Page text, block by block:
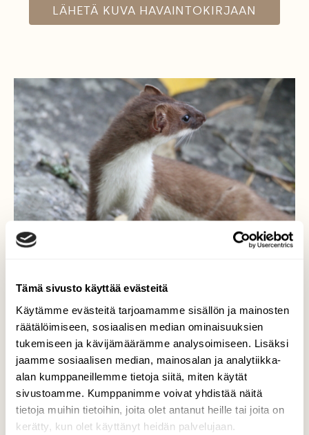
Tämä sivusto käyttää evästeitä
Käytämme evästeitä tarjoamamme sisällön ja mainosten
räätälöimiseen, sosiaalisen median ominaisuuksien
tukemiseen ja kävijämäärämme analysoimiseen. Lisäksi
jaamme sosiaalisen median, mainosalan ja analytiikka-
alan kumppaneillemme tietoja siitä, miten käytät
sivustoamme. Kumppanimme voivat yhdistää näitä
tietoja muihin tietoihin, joita olet antanut heille tai joita on
kerätty, kun olet käyttänyt heidän palvelujaan.
LÄHETÄ KUVA HAVAINTOKIRJAAN
Kärppä laiturin kupeessa
Olin rantasaunaa lämmittämässä, kun jokin
vilahti laiturin kupeessa. Se oli kärppä, joka
ilmeisesti uteliaana tuli katsomaan outoja
ääniä. Se antoi ottaa muutaman kuvan
ennenkuin meni matkoihinsa.